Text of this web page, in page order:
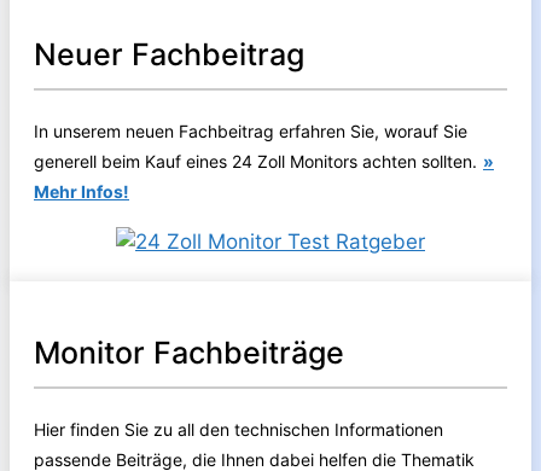
Neuer Fachbeitrag
In unserem neuen Fachbeitrag erfahren Sie, worauf Sie
generell beim Kauf eines 24 Zoll Monitors achten sollten. »
Mehr Infos!
Monitor Fachbeiträge
Hier finden Sie zu all den technischen Informationen
passende Beiträge, die Ihnen dabei helfen die Thematik